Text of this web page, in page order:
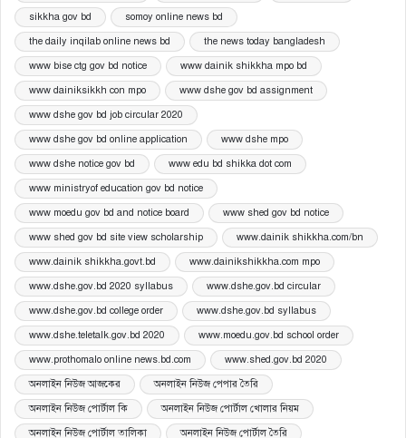
sikkha gov bd somoy online news bd
the daily inqilab online news bd the news today bangladesh
www bise ctg gov bd notice www dainik shikkha mpo bd
www dainiksikkh con mpo www dshe gov bd assignment
www dshe gov bd job circular 2020
www dshe gov bd online application www dshe mpo
www dshe notice gov bd www edu bd shikka dot com
www ministryof education gov bd notice
www moedu gov bd and notice board www shed gov bd notice
www shed gov bd site view scholarship www.dainik shikkha.com/bn
www.dainik shikkha.govt.bd www.dainikshikkha.com mpo
www.dshe.gov.bd 2020 syllabus www.dshe.gov.bd circular
www.dshe.gov.bd college order www.dshe.gov.bd syllabus
www.dshe.teletalk.gov.bd 2020 www.moedu.gov.bd school order
www.prothomalo online news.bd.com www.shed.gov.bd 2020
অনলাইন নিউজ আজকের অনলাইন নিউজ পেপার তৈরি
অনলাইন নিউজ পোর্টাল কি অনলাইন নিউজ পোর্টাল খোলার নিয়ম
অনলাইন নিউজ পোর্টাল তালিকা অনলাইন নিউজ পোর্টাল তৈরি